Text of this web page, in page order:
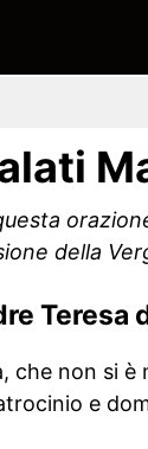
della
Teresa
che non si
e